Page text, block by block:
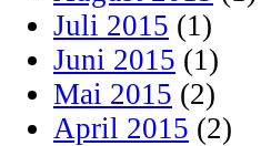
Juli 2015 (1)
Juni 2015 (1)
Mai 2015 (2)
April 2015 (2)